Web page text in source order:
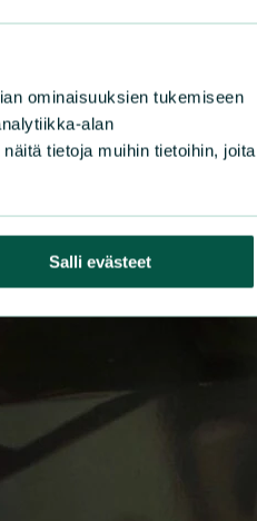
ominaisuuksien tukemiseen
alan
tietoja muihin tietoihin, joita
Salli evästeet